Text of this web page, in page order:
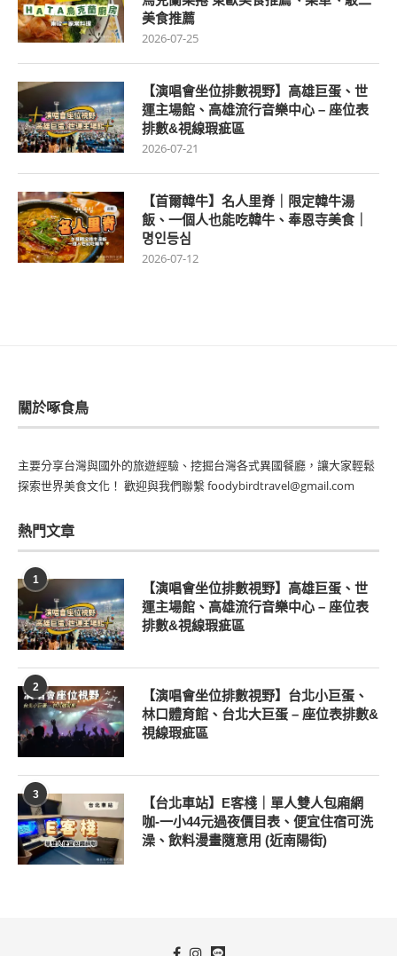
美食推薦
2026-07-25
【演唱會坐位排數視野】高雄巨蛋、世
運主場館、高雄流行音樂中心 – 座位表
排數&視線瑕疵區
2026-07-21
【首爾韓牛】名人里脊｜限定韓牛湯
飯、一個人也能吃韓牛、奉恩寺美食｜
명인등심
2026-07-12
關於啄食鳥
主要分享台灣與國外的旅遊經驗、挖掘台灣各式異國餐廳，讓大家輕鬆
探索世界美食文化！ 歡迎與我們聯繫 foodybirdtravel@gmail.com
熱門文章
1
【演唱會坐位排數視野】高雄巨蛋、世
運主場館、高雄流行音樂中心 – 座位表
排數&視線瑕疵區
2
【演唱會坐位排數視野】台北小巨蛋、
林口體育館、台北大巨蛋 – 座位表排數&
視線瑕疵區
3
【台北車站】E客棧｜單人雙人包廂網
咖-一小44元過夜價目表、便宜住宿可洗
澡、飲料漫畫隨意用 (近南陽街)